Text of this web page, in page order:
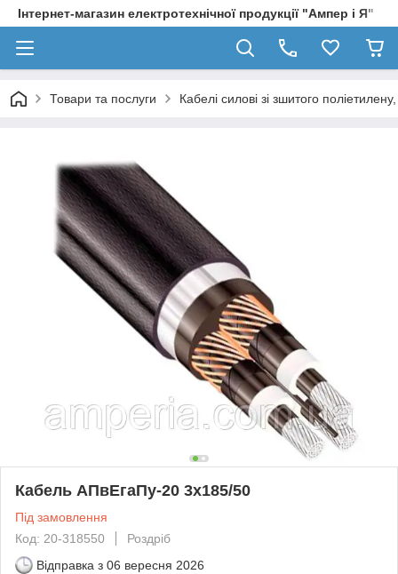
Інтернет-магазин електротехнічної продукції "Ампер і Я"
Товари та послуги Кабелі силові зі зшитого
Кабель АПвЕгаПу‑20 3х185/50
Під замовлення
Код: 20-318550
Роздріб
Відправка з 06 вересня 2026